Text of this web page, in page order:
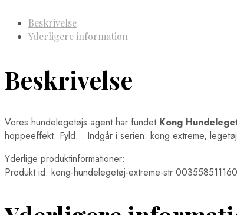
Beskrivelse
Yderligere information
Beskrivelse
Vores hundelegetøjs agent har fundet Kong
hoppeeffekt. Fyld. . Indgår i serien: kong extreme,
Yderlige produktinformationer:
Produkt id: kong-hundelegetøj-extreme-str